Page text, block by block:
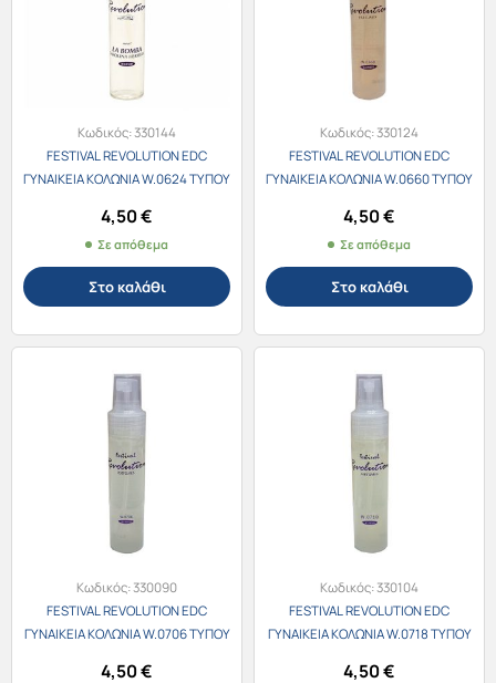
Κωδικός:330144
FESTIVAL REVOLUTION EDC
ΓΥΝΑΙΚΕΙΑ ΚΟΛΩΝΙΑ W.0624 ΤΥΠΟΥ
4,50€
Σε απόθεμα
Στο καλάθι
Κωδικός:330124
FESTIVAL REVOLUTION EDC
ΓΥΝΑΙΚΕΙΑ ΚΟΛΩΝΙΑ W.0660 ΤΥΠΟΥ
4,50€
Σε απόθεμα
Στο καλάθι
Κωδικός:330090
FESTIVAL REVOLUTION EDC
ΓΥΝΑΙΚΕΙΑ ΚΟΛΩΝΙΑ W.0706 ΤΥΠΟΥ
4,50€
Κωδικός:330104
FESTIVAL REVOLUTION EDC
ΓΥΝΑΙΚΕΙΑ ΚΟΛΩΝΙΑ W.0718 ΤΥΠΟΥ
4,50€